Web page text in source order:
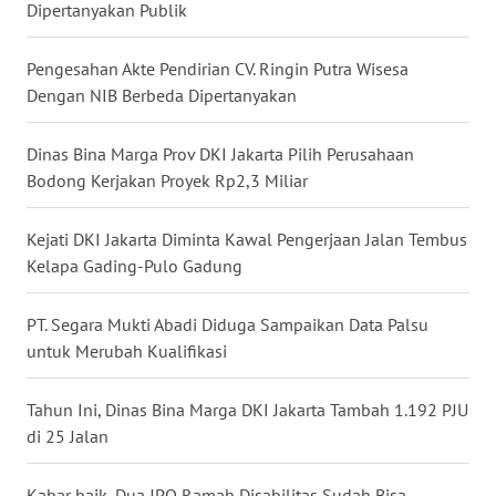
Dipertanyakan Publik
Pengesahan Akte Pendirian CV. Ringin Putra Wisesa
Dengan NIB Berbeda Dipertanyakan
Dinas Bina Marga Prov DKI Jakarta Pilih Perusahaan
Bodong Kerjakan Proyek Rp2,3 Miliar
Kejati DKI Jakarta Diminta Kawal Pengerjaan Jalan Tembus
Kelapa Gading-Pulo Gadung
PT. Segara Mukti Abadi Diduga Sampaikan Data Palsu
untuk Merubah Kualifikasi
Tahun Ini, Dinas Bina Marga DKI Jakarta Tambah 1.192 PJU
di 25 Jalan
WN
WN
KALSEL
WN
KALTIM
WN
SULSEL
WN
GORONTALO
WN